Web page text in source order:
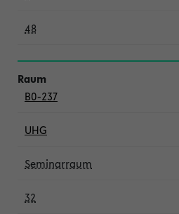
48
B0-237
UHG
Seminarraum
32